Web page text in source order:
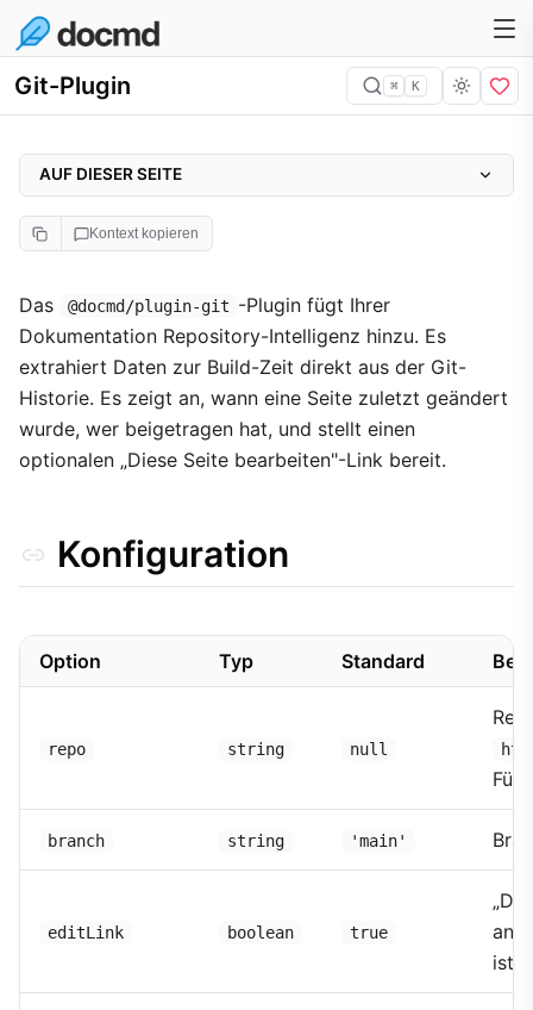
Git-Plugin ⌘ K
Kontext kopieren
Das @docmd/plugin-git -Plugin fügt Ihrer
Dokumentation Repository-Intelligenz hinzu. Es
extrahiert Daten zur Build-Zeit direkt aus der Git-
Historie. Es zeigt an, wann eine Seite zuletzt geändert
wurde, wer beigetragen hat, und stellt einen
optionalen „Diese Seite bearbeiten"-Link bereit.
Konfiguration
Option Typ Standard
repo string null
Für
branch string 'main'
editLink boolean true
ist.
AUF DIESER SEITE
Konfiguration
Beispiel
Funktionen
Verhalten
Footer-Beispiel
Pro-Seite-Steuerung
CI/CD-Integration